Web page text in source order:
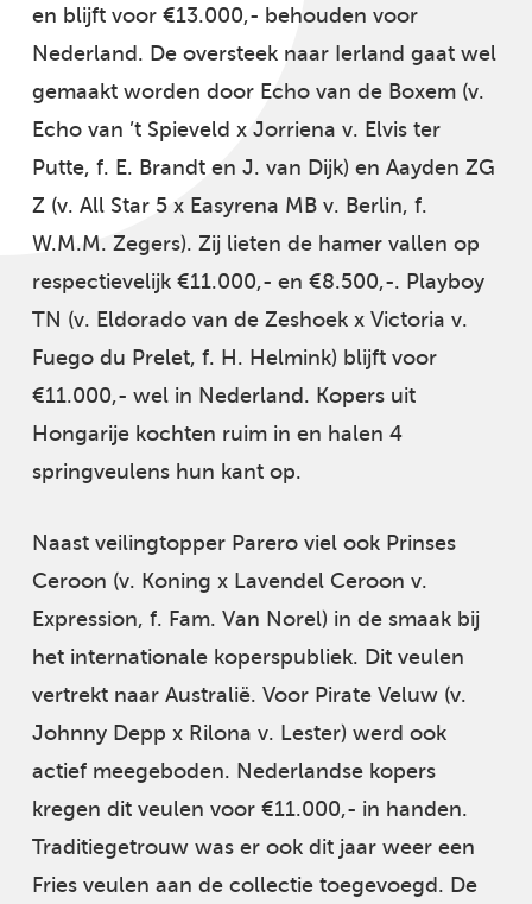
en blijft voor €13.000,- behouden voor
Nederland. De oversteek naar Ierland gaat wel
gemaakt worden door Echo van de Boxem (v.
Echo van ’t Spieveld x Jorriena v. Elvis ter
Putte, f. E. Brandt en J. van Dijk) en Aayden ZG
Z (v. All Star 5 x Easyrena MB v. Berlin, f.
W.M.M. Zegers). Zij lieten de hamer vallen op
respectievelijk €11.000,- en €8.500,-. Playboy
TN (v. Eldorado van de Zeshoek x Victoria v.
Fuego du Prelet, f. H. Helmink) blijft voor
€11.000,- wel in Nederland. Kopers uit
Hongarije kochten ruim in en halen 4
springveulens hun kant op.
Naast veilingtopper Parero viel ook Prinses
Ceroon (v. Koning x Lavendel Ceroon v.
Expression, f. Fam. Van Norel) in de smaak bij
het internationale koperspubliek. Dit veulen
vertrekt naar Australië. Voor Pirate Veluw (v.
Johnny Depp x Rilona v. Lester) werd ook
actief meegeboden. Nederlandse kopers
kregen dit veulen voor €11.000,- in handen.
Traditiegetrouw was er ook dit jaar weer een
Fries veulen aan de collectie toegevoegd. De